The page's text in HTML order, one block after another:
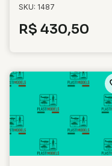
SKU: 1487
R$ 430,50